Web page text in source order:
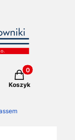
Produkty w
Koszyk